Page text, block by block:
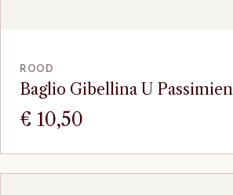
ROOD
Baglio Gibellina U
€ 10,50